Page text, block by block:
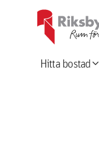
Hitta bostadexpand_more